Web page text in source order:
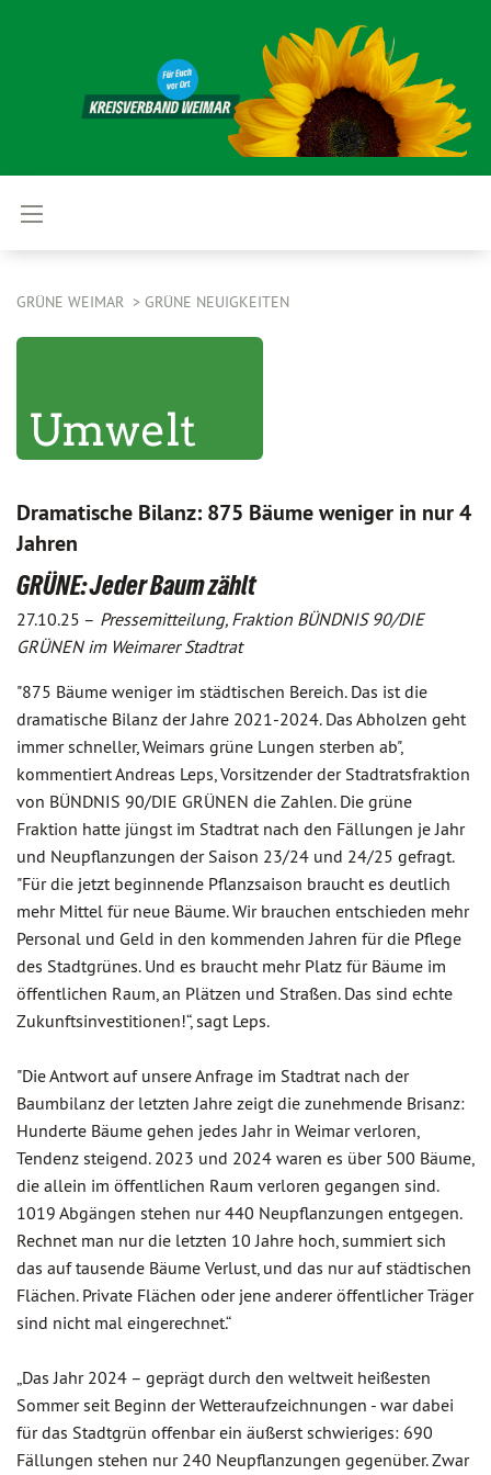
GRÜNE WEIMAR GRÜNE NEUIGKEITEN
Dramatische Bilanz: 875 Bäume weniger in nur 4
Jahren
GRÜNE: Jeder Baum zählt
27.10.25 – Pressemitteilung, Fraktion BÜNDNIS 90/DIE
GRÜNEN im Weimarer Stadtrat
"875 Bäume weniger im städtischen Bereich. Das ist die
dramatische Bilanz der Jahre 2021-2024. Das Abholzen geht
immer schneller, Weimars grüne Lungen sterben ab",
kommentiert Andreas Leps, Vorsitzender der Stadtratsfraktion
von BÜNDNIS 90/DIE GRÜNEN die Zahlen. Die grüne
Fraktion hatte jüngst im Stadtrat nach den Fällungen je Jahr
und Neupflanzungen der Saison 23/24 und 24/25 gefragt.
"Für die jetzt beginnende Pflanzsaison braucht es deutlich
mehr Mittel für neue Bäume. Wir brauchen entschieden mehr
Personal und Geld in den kommenden Jahren für die Pflege
des Stadtgrünes. Und es braucht mehr Platz für Bäume im
öffentlichen Raum, an Plätzen und Straßen. Das sind echte
Zukunftsinvestitionen!“, sagt Leps.
"Die Antwort auf unsere Anfrage im Stadtrat nach der
Baumbilanz der letzten Jahre zeigt die zunehmende Brisanz:
Hunderte Bäume gehen jedes Jahr in Weimar verloren,
Tendenz steigend. 2023 und 2024 waren es über 500 Bäume,
die allein im öffentlichen Raum verloren gegangen sind.
1019 Abgängen stehen nur 440 Neupflanzungen entgegen.
Rechnet man nur die letzten 10 Jahre hoch, summiert sich
das auf tausende Bäume Verlust, und das nur auf städtischen
Flächen. Private Flächen oder jene anderer öffentlicher Träger
sind nicht mal eingerechnet.“
„Das Jahr 2024 – geprägt durch den weltweit heißesten
Sommer seit Beginn der Wetteraufzeichnungen - war dabei
für das Stadtgrün offenbar ein äußerst schwieriges: 690
Fällungen stehen nur 240 Neupflanzungen gegenüber. Zwar